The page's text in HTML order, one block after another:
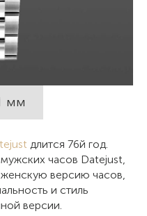
мм
длится 76й год.
часов Datejust,
женскую версию часов,
и стиль
версии.